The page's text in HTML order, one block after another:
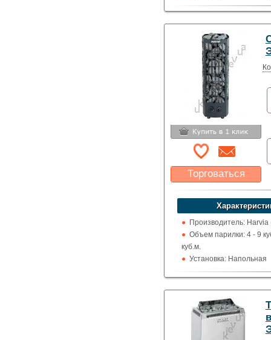
Использование: Для
Торговаться
Какая цена Вас
устроит?
Указать цену
Производитель:
Объем парилки: 4 - 9
куб.м.
Установка: Напольная
Пульт управления: